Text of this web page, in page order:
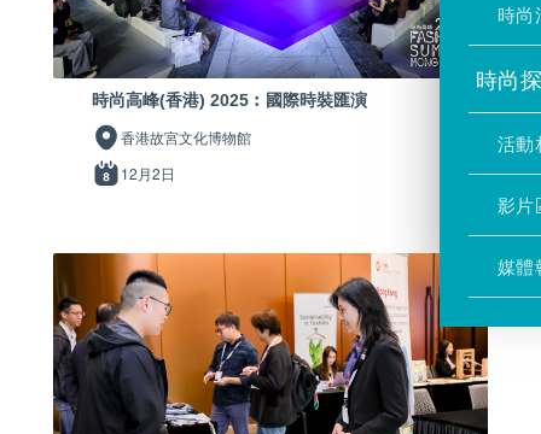
時尚
時尚
活動
影片
媒體
時尚高峰(香港) 2025︰國際時裝匯演
香港故宮文化博物館
12月2日